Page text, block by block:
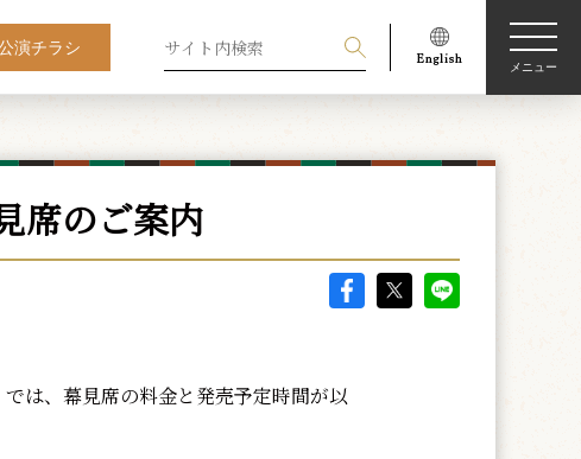
演チラシ
メニュー
席のご案内
は、幕見席の料金と発売予定時間が以